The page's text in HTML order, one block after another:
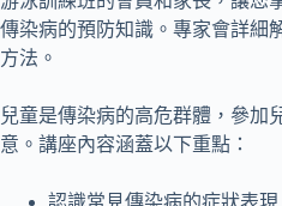
傳染病的預防知識。專家會詳細
方法。
兒童是傳染病的高危群體，參加
意。講座內容涵蓋以下重點：
認識常見傳染病的症狀表現